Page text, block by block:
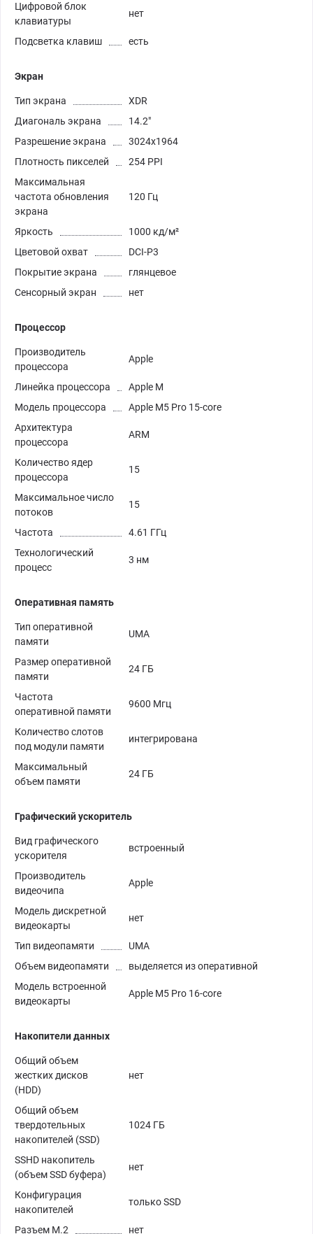
Цифровой блок
клавиатуры
нет
Подсветка клавиш есть
Экран
Тип экрана
XDR
Диагональ экрана
14.2"
Разрешение экрана
3024x1964
Плотность пикселей
254 PPI
Максимальная
частота обновления
экрана
120 Гц
Яркость
1000 кд/м²
Цветовой охват
DCI-P3
Покрытие экрана
глянцевое
Сенсорный экран
нет
Процессор
Производитель
процессора
Apple
Линейка процессора
Apple M
Модель процессора
Apple M5 Pro 15-core
Архитектура
процессора
ARM
Количество ядер
процессора
15
Максимальное число
потоков
15
Частота
4.61 ГГц
Технологический
процесс
3 нм
Оперативная память
Тип оперативной
памяти
UMA
Размер оперативной
памяти
24 ГБ
Частота
оперативной памяти
9600 Мгц
Количество слотов
под модули памяти
интегрирована
Максимальный
объем памяти
24 ГБ
Графический ускоритель
Вид графического
ускорителя
встроенный
Производитель
видеочипа
Apple
Модель дискретной
видеокарты
нет
Тип видеопамяти
UMA
Объем видеопамяти
выделяется из оперативной
Модель встроенной
видеокарты
Apple M5 Pro 16-core
Накопители данных
Общий объем
жестких дисков
(HDD)
нет
Общий объем
твердотельных
накопителей (SSD)
1024 ГБ
SSHD накопитель
(объем SSD буфера)
нет
Конфигурация
накопителей
только SSD
Разъем M.2 нет